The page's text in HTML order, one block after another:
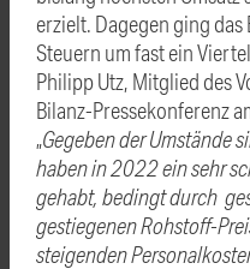
erzielt. Dagegen ging
Steuern um fast ein
Philipp Utz, Mitglied des
Bilanz-Pressekonferenz
„Gegeben der Umstände
haben in 2022 ein sehr
gehabt, bedingt durch
gestiegenen Rohstoff-
steigenden